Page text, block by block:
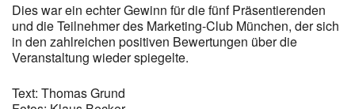
Dies war ein echter Gewinn für die fünf Präsentierenden
und die Teilnehmer des Marketing-Club München, der sich
in den zahlreichen positiven Bewertungen über die
Veranstaltung wieder spiegelte.
Text: Thomas Grund